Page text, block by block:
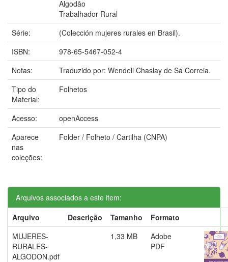
Algodão
Trabalhador Rural
Série:
(Colección mujeres rurales en Brasil).
ISBN:
978-65-5467-052-4
Notas:
Traduzido por: Wendell Chaslay de Sá Correia.
Tipo do
Material:
Folhetos
Acesso:
openAccess
Aparece
nas
coleções:
Folder / Folheto / Cartilha (CNPA)
Arquivos associados a este item:
Arquivo
Descrição Tamanho
Formato
MUJERES-
RURALES-
ALGODON.pdf
1,33 MB
Adobe
PDF